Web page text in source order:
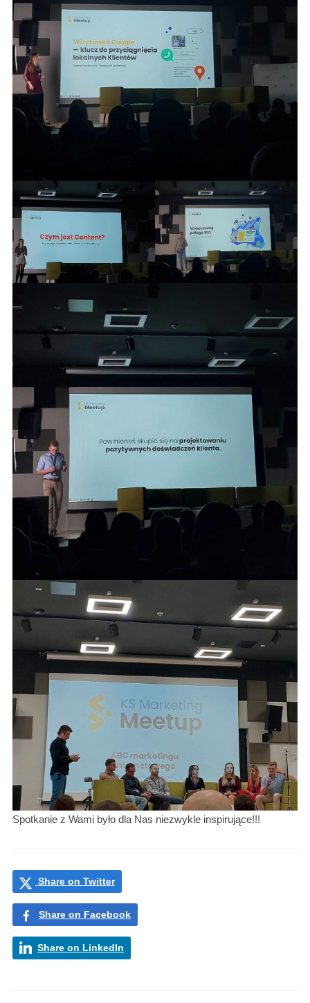
Spotkanie z Wami było dla Nas niezwykle inspirujące!!!
Share on Twitter
Share on Facebook
Share on LinkedIn